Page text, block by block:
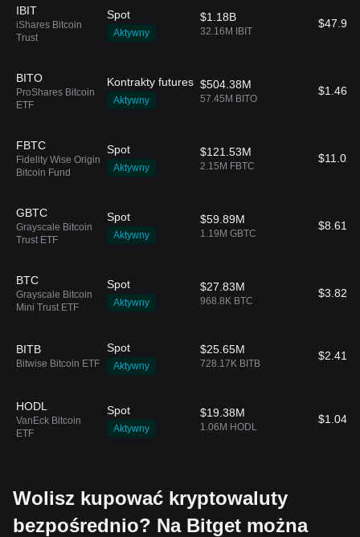
IBIT
iShares Bitcoin
Trust
Spot
Aktywny
$1.18B
32.16M IBIT
$47.91B
BITO
ProShares Bitcoin
ETF
Kontrakty futures
Aktywny
$504.38M
57.45M BITO
$1.46B
FBTC
Fidelity Wise Origin
Bitcoin Fund
Spot
Aktywny
$121.53M
2.15M FBTC
$11.02B
GBTC
Grayscale Bitcoin
Trust ETF
Spot
Aktywny
$59.89M
1.19M GBTC
$8.61B
BTC
Grayscale Bitcoin
Mini Trust ETF
Spot
Aktywny
$27.83M
968.8K BTC
$3.82B
BITB
Bitwise Bitcoin ETF
Spot
Aktywny
$25.65M
728.17K BITB
$2.41B
HODL
VanEck Bitcoin
ETF
Spot
Aktywny
$19.38M
1.06M HODL
$1.04B
Wolisz kupować kryptowaluty
bezpośrednio? Na Bitget można